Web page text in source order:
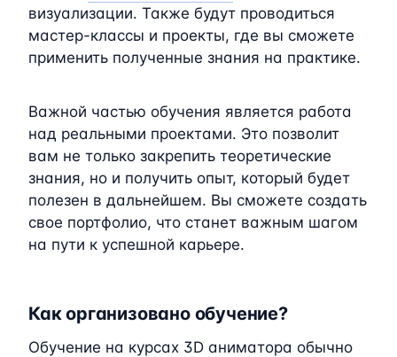
визуализации. Также будут проводиться
мастер-классы и проекты, где вы сможете
применить полученные знания на практике.
Важной частью обучения является работа
над реальными проектами. Это позволит
вам не только закрепить теоретические
знания, но и получить опыт, который будет
полезен в дальнейшем. Вы сможете создать
свое портфолио, что станет важным шагом
на пути к успешной карьере.
Как организовано обучение?
Обучение на курсах 3D аниматора обычно